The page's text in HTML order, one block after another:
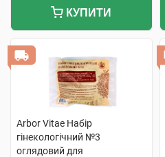
КУПИТИ
Arbor Vitae Набір
гінекологічний №3
оглядовий для